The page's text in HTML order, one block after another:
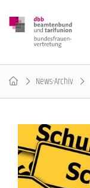
News-Archiv